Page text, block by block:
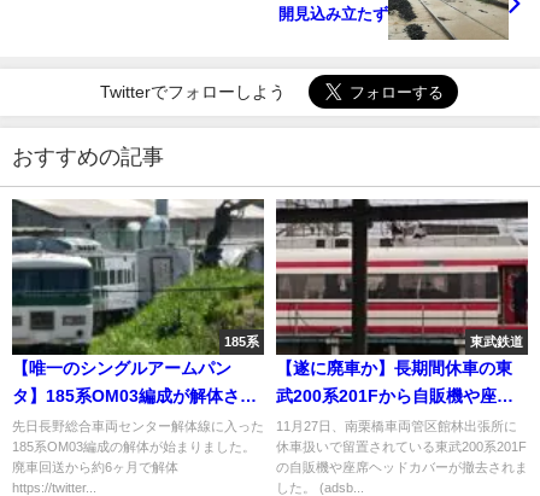
開見込み立たず
Twitterでフォローしよう
おすすめの記事
185系
【唯一のシングルアームパン
タ】185系OM03編成が解体され
る
先日長野総合車両センター解体線に入った
185系OM03編成の解体が始まりました。
廃車回送から約6ヶ月で解体
https://twitter...
東武鉄道
【遂に廃車か】長期間休車の東
武200系201Fから自販機や座席
ヘッドカバー撤去
11月27日、南栗橋車両管区館林出張所に
休車扱いで留置されている東武200系201F
の自販機や座席ヘッドカバーが撤去されま
した。 (adsb...